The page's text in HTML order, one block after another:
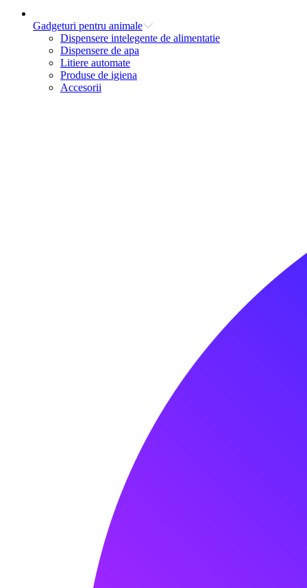
Gadgeturi pentru animale
Dispensere intelegente de alimentatie
Dispensere de apa
Litiere automate
Produse de igiena
Accesorii